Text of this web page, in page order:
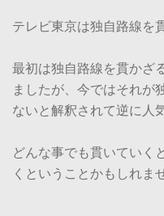
テレビ東京は独自路線を
最初は独自路線を貫かざ
ましたが、今ではそれが
ないと解釈されて逆に人
どんな事でも貫いていく
くということかもしれま